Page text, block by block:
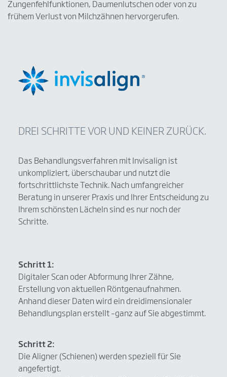
Zungenfehlfunktionen, Daumenlutschen oder von zu
frühem Verlust von Milchzähnen hervorgerufen.
DREI SCHRITTE VOR UND KEINER ZURÜCK.
Das Behandlungsverfahren mit Invisalign ist
unkompliziert, überschaubar und nutzt die
fortschrittlichste Technik. Nach umfangreicher
Beratung in unserer Praxis und Ihrer Entscheidung zu
Ihrem schönsten Lächeln sind es nur noch der
Schritte.
Schritt 1:
Digitaler Scan oder Abformung Ihrer Zähne,
Erstellung von aktuellen Röntgenaufnahmen.
Anhand dieser Daten wird ein dreidimensionaler
Behandlungsplan erstellt –ganz auf Sie abgestimmt.
Schritt 2:
Die Aligner (Schienen) werden speziell für Sie
angefertigt.